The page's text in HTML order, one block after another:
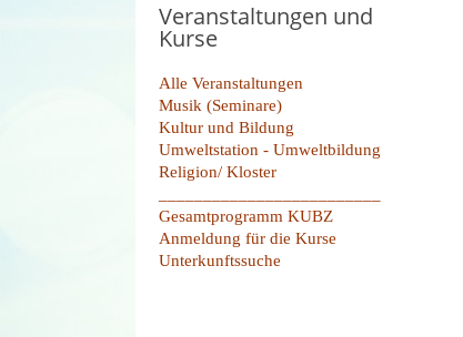
Veranstaltungen und
Kurse
Alle Veranstaltungen
Musik (Seminare)
Kultur und Bildung
Umweltstation - Umweltbildung
Religion/ Kloster
Gesamtprogramm KUBZ
Anmeldung für die Kurse
Unterkunftssuche